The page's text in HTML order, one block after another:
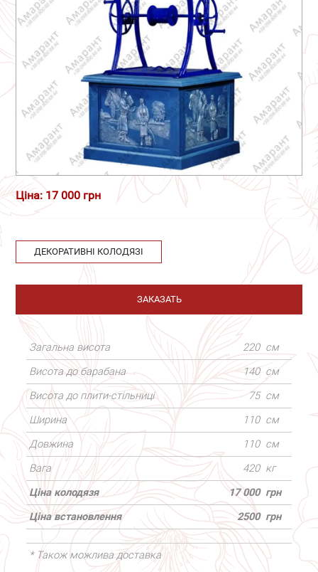
Ціна: 17 000 грн
ДЕКОРАТИВНІ КОЛОДЯЗІ
ЗАКАЗАТЬ
Загальна висота 220 см
Висота до барабана
140 см
Висота до плити-стільниці
75 см
Ширина
110 см
Довжина
110 см
Вага
420 кг
Ціна колодязя
17 000 грн
Ціна встановлення
2500 грн
* Також можлива доставка